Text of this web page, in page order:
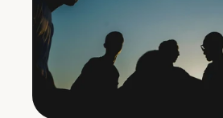
Termin buchen